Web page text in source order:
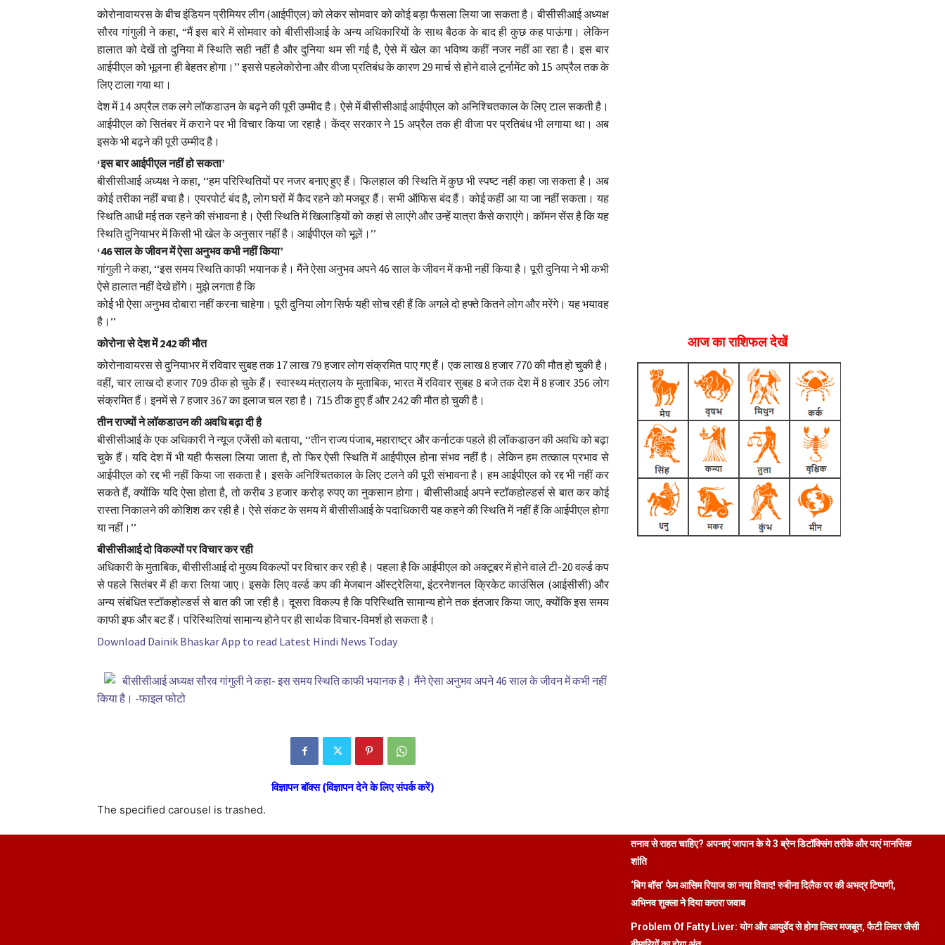
कोरोनावायरस के बीच इंडियन प्रीमियर लीग (आईपीएल) को लेकर सोमवार को कोई बड़ा फैसला लिया जा सकता है। बीसीसीआई अध्यक्ष
सौरव गांगुली ने कहा, “मैं इस बारे में सोमवार को बीसीसीआई के अन्य अधिकारियों के साथ बैठक के बाद ही कुछ कह पाऊंगा। लेकिन
हालात को देखें तो दुनिया में स्थिति सही नहीं है और दुनिया थम सी गई है, ऐसे में खेल का भविष्य कहीं नजर नहीं आ रहा है। इस बार
आईपीएल को भूलना ही बेहतर होगा।’’ इससे पहलेकोरोना और वीजा प्रतिबंध के कारण 29 मार्च से होने वाले टूर्नामेंट को 15 अप्रैल तक के
लिए टाला गया था।
देश में 14 अप्रैल तक लगे लॉकडाउन के बढ़ने की पूरी उम्मीद है। ऐसे में बीसीसीआई आईपीएल को अनिश्चितकाल के लिए टाल सकती है।
आईपीएल को सितंबर में कराने पर भी विचार किया जा रहाहै। केंद्र सरकार ने 15 अप्रैल तक ही वीजा पर प्रतिबंध भी लगाया था। अब
इसके भी बढ़ने की पूरी उम्मीद है।
‘इस बार आईपीएल नहीं हो सकता’
बीसीसीआई अध्यक्ष ने कहा, ‘‘हम परिस्थितियों पर नजर बनाए हुए हैं। फिलहाल की स्थिति में कुछ भी स्पष्ट नहीं कहा जा सकता है। अब
कोई तरीका नहीं बचा है। एयरपोर्ट बंद है, लोग घरों में कैद रहने को मजबूर हैं। सभी ऑफिस बंद हैं। कोई कहीं आ या जा नहीं सकता। यह
स्थिति आधी मई तक रहने की संभावना है। ऐसी स्थिति में खिलाड़ियों को कहां से लाएंगे और उन्हें यात्रा कैसे कराएंगे। कॉमन सेंस है कि यह
स्थिति दुनियाभर में किसी भी खेल के अनुसार नहीं है। आईपीएल को भूलें।’’
‘46 साल के जीवन में ऐसा अनुभव कभी नहीं किया’
गांगुली ने कहा, ‘‘इस समय स्थिति काफी भयानक है। मैंने ऐसा अनुभव अपने 46 साल के जीवन में कभी नहीं किया है। पूरी दुनिया ने भी कभी
ऐसे हालात नहीं देखे होंगे। मुझे लगता है कि
कोई भी ऐसा अनुभव दोबारा नहीं करना चाहेगा। पूरी दुनिया लोग सिर्फ यही सोच रही हैं कि अगले दो हफ्ते कितने लोग और मरेंगे। यह भयावह
है।’’
कोरोना से देश में 242 की मौत
कोरोनावायरस से दुनियाभर में रविवार सुबह तक 17 लाख 79 हजार लोग संक्रमित पाए गए हैं। एक लाख 8 हजार 770 की मौत हो चुकी है।
वहीं, चार लाख दो हजार 709 ठीक हो चुके हैं। स्वास्थ्य मंत्रालय के मुताबिक, भारत में रविवार सुबह 8 बजे तक देश में 8 हजार 356 लोग
संक्रमित हैं। इनमें से 7 हजार 367 का इलाज चल रहा है। 715 ठीक हुए हैं और 242 की मौत हो चुकी है।
तीन राज्यों ने लॉकडाउन की अवधि बढ़ा दी है
बीसीसीआई के एक अधिकारी ने न्यूज एजेंसी को बताया, ‘‘तीन राज्य पंजाब, महाराष्ट्र और कर्नाटक पहले ही लॉकडाउन की अवधि को बढ़ा
चुके हैं। यदि देश में भी यही फैसला लिया जाता है, तो फिर ऐसी स्थिति में आईपीएल होना संभव नहीं है। लेकिन हम तत्काल प्रभाव से
आईपीएल को रद्द भी नहीं किया जा सकता है। इसके अनिश्चितकाल के लिए टलने की पूरी संभावना है। हम आईपीएल को रद्द भी नहीं कर
सकते हैं, क्योंकि यदि ऐसा होता है, तो करीब 3 हजार करोड़ रुपए का नुकसान होगा। बीसीसीआई अपने स्टॉकहोल्डर्स से बात कर कोई
रास्ता निकालने की कोशिश कर रही है। ऐसे संकट के समय में बीसीसीआई के पदाधिकारी यह कहने की स्थिति में नहीं हैं कि आईपीएल होगा
या नहीं।’’
बीसीसीआई दो विकल्पों पर विचार कर रही
अधिकारी के मुताबिक, बीसीसीआई दो मुख्य विकल्पों पर विचार कर रही है। पहला है कि आईपीएल को अक्टूबर में होने वाले टी-20 वर्ल्ड कप
से पहले सितंबर में ही करा लिया जाए। इसके लिए वर्ल्ड कप की मेजबान ऑस्ट्रेलिया, इंटरनेशनल क्रिकेट काउंसिल (आईसीसी) और
अन्य संबंधित स्टॉकहोल्डर्स से बात की जा रही है। दूसरा विकल्प है कि परिस्थिति सामान्य होने तक इंतजार किया जाए, क्योंकि इस समय
काफी इफ और बट हैं। परिस्थितियां सामान्य होने पर ही सार्थक विचार-विमर्श हो सकता है।
Download Dainik Bhaskar App to read Latest Hindi News Today
बीसीसीआई अध्यक्ष सौरव गांगुली ने कहा- इस समय स्थिति काफी भयानक है। मैंने ऐसा अनुभव अपने 46 साल के जीवन में कभी नहीं
किया है। -फाइल फोटो
विज्ञापन बॉक्स (विज्ञापन देने के लिए संपर्क करें)
The specified carousel is trashed.
आज का राशिफल देखें
तनाव से राहत चाहिए? अपनाएं जापान के ये 3 ब्रेन डिटॉक्सिंग तरीके और पाएं मानसिक
शांति
‘बिग बॉस’ फेम आसिम रियाज का नया विवाद! रुबीना दिलैक पर की अभद्र टिप्पणी,
अभिनव शुक्ला ने दिया करारा जवाब
Problem Of Fatty Liver: योग और आयुर्वेद से होगा लिवर मजबूत, फैटी लिवर जैसी